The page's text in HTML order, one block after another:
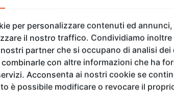
Design
per personalizzare contenuti ed
il nostro traffico. Condividiamo
partner che si occupano di analisi
con altre informazioni che ha
Acconsenta ai nostri cookie se
è possibile modificare o revocare il